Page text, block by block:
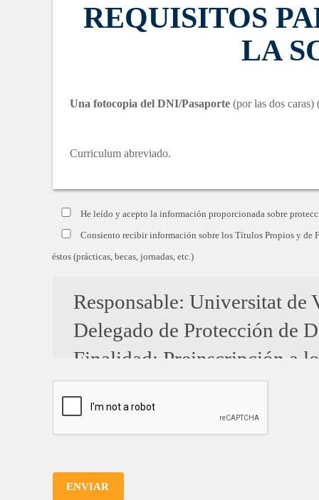
REQUISITOS
LA
Una fotocopia del DNI/Pasaporte (por las dos caras)
Curriculum abreviado.
He leído y acepto la información proporcionada sobre
Consiento recibir información sobre los Títulos Propios y de
éstos (prácticas, becas, jornadas, etc.)
Responsable: Universitat
Delegado de Protección de
Finalidad: Preinscripción a
relevante de los títulos
Se obtienen perfiles al
Legitimación:
ENVIAR